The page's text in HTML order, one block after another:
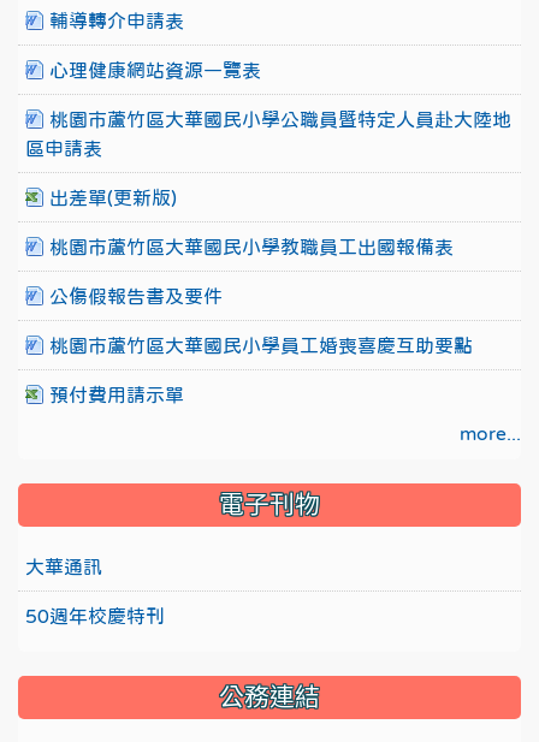
輔導轉介申請表
心理健康網站資源一覽表
桃園市蘆竹區大華國民小學公職員暨特定人員赴大陸地
區申請表
出差單(更新版)
桃園市蘆竹區大華國民小學教職員工出國報備表
公傷假報告書及要件
桃園市蘆竹區大華國民小學員工婚喪喜慶互助要點
預付費用請示單
more...
電子刊物
大華通訊
50週年校慶特刊
公務連結